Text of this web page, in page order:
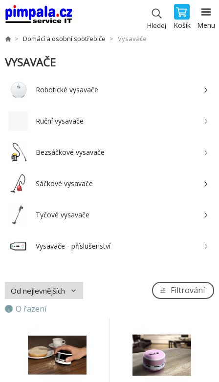
Hledej Košík Menu
Domácí a osobní spotřebiče Vysavače
VYSAVAČE
Robotické vysavače
Ruční vysavače
Bezsáčkové vysavače
Sáčkové vysavače
Tyčové vysavače
Vysavače - příslušenství
O řazení
Filtrování